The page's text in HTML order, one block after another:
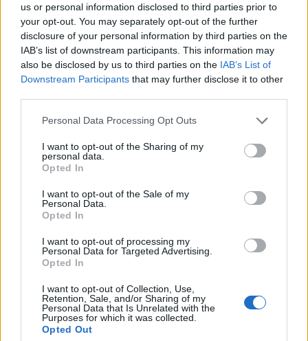
us or personal information disclosed to third parties prior to
your opt-out. You may separately opt-out of the further
disclosure of your personal information by third parties on the
IAB’s list of downstream participants. This information may
also be disclosed by us to third parties on the IAB’s List of
Downstream Participants that may further disclose it to other
Personal Data Processing Opt Outs
I want to opt-out of the Sharing of my
personal data.
Opted In
I want to opt-out of the Sale of my
Personal Data.
Opted In
I want to opt-out of processing my
Personal Data for Targeted Advertising.
Opted In
I want to opt-out of Collection, Use,
Retention, Sale, and/or Sharing of my
Personal Data that Is Unrelated with the
Purposes for which it was collected.
Opted Out
eredményéről, folyamatáról. Szekeres szerint a
megbeszélések eredményesek és sikeresek
voltak. Személyi jellegű kérdésekről állítása
szerint egyáltalán nem folytattak tárgyalásokat.
lesz az egyedüli MSZP-miniszterelnök-jelölt neve - tovább
folytatódnak a koalíciós egyeztető tárgyalások. Szekeres
ezekről a konkrét témákról nem ejtett szót. Az alelnök külön
kiemelte, hogy mindkét koalíciós partner eltökélt szándéka,
KEDVES OLVASÓNK!
A keresett cikk a portfolio.hu hírarchívumához
regisztrációhoz kötött.
Az előfizetés a következőket tartalmazza:
Portfolio.hu teljes cikkarchívum